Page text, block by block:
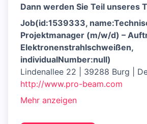
Dann werden Sie Teil unseres
Job(id:1539333,
Projektmanager (m/w/d) –
Elektronenstrahlschweißen,
individualNumber:null)
Lindenallee 22 | 39288 Burg |
http://www.pro-beam.com
Mehr anzeigen